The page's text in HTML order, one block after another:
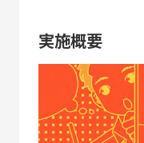
持続可能性
実施概要